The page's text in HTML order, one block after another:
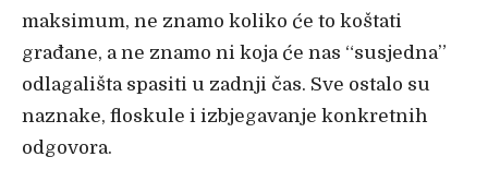
maksimum, ne znamo koliko će to koštati
građane, a ne znamo ni koja će nas “susjedna”
odlagališta spasiti u zadnji čas. Sve ostalo su
naznake, floskule i izbjegavanje konkretnih
odgovora.